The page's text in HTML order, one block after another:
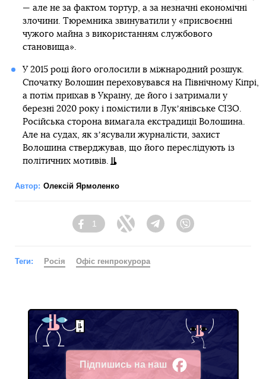
— але не за фактом тортур, а за незначні економічні
злочини. Тюремника звинуватили у «присвоєнні
чужого майна з використанням службового
становища».
У 2015 році його оголосили в міжнародний розшук.
Спочатку Волошин переховувався на Північному Кіпрі,
а потім приїхав в Україну, де його і затримали у
березні 2020 року і помістили в Лукʼянівське СІЗО.
Російська сторона вимагала екстрадиції Волошина.
Але на судах, як зʼясували журналісти, захист
Волошина стверджував, що його переслідують із
політичних мотивів.
Автор: Олексій Ярмоленко
Facebook
1
Twitter TelegramViber
Теги: Росія Офіс генпрокурора
Підпишись на наш
Facebook